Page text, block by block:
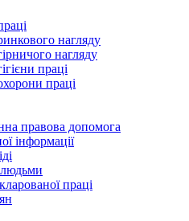
нагляду
нагляду
праці
праці
правова допомога
інформації
людьми
праці